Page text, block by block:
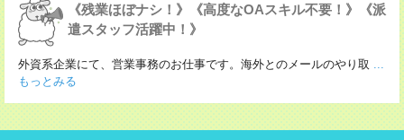
《残業ほぼナシ！》《高度なOAスキル不要！》《派
遣スタッフ活躍中！》
外資系企業にて、営業事務のお仕事です。海外とのメールのやり取 ...
もっとみる